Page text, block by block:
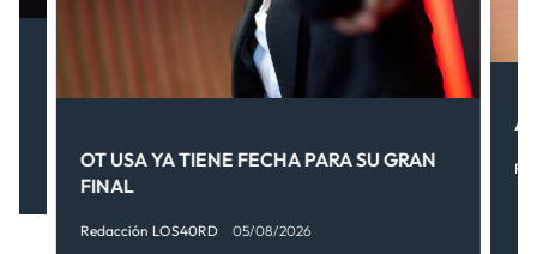
OT USA YA TIENE FECHA PARA SU GRAN
FINAL
Redacción LOS40RD 05/08/2026